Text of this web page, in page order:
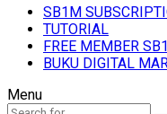
SB1M
TUTORIAL
FREE MEMBER
BUKU DIGITAL
Menu